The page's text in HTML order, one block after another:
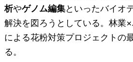
析やゲノム編集といったバイオ
解決を図ろうとしている。林業
による花粉対策プロジェクトの
る。